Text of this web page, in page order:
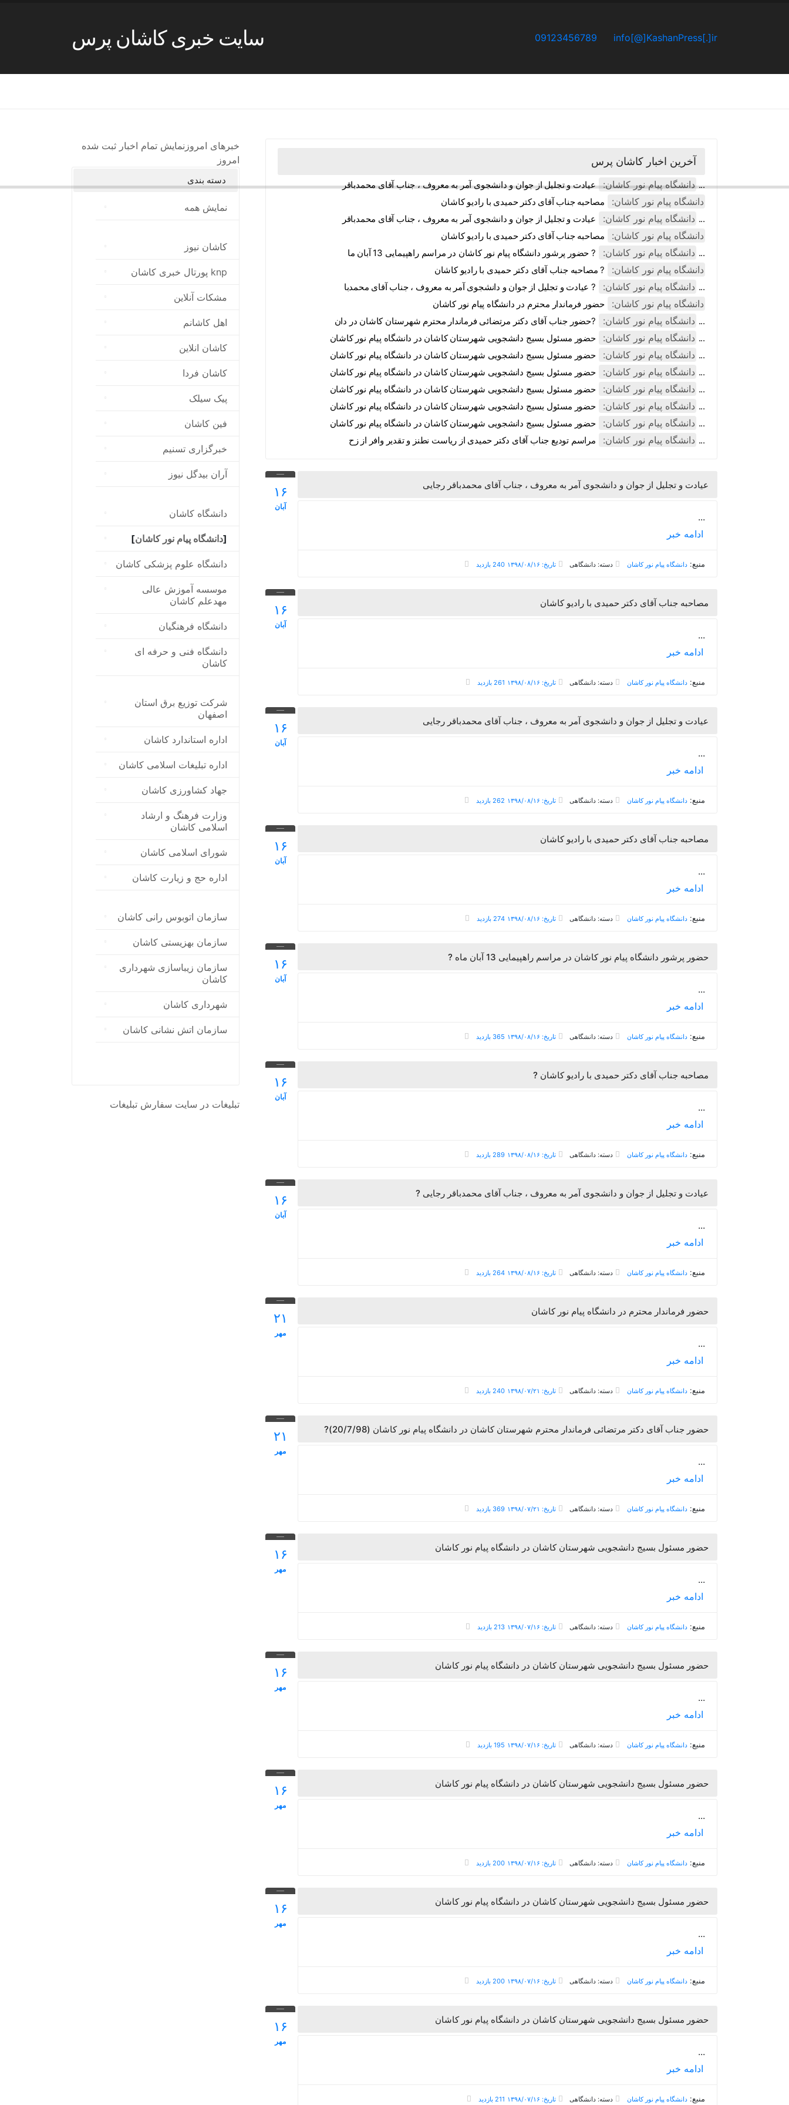
سایت خبری کاشان پرس 09123456789 info[@]KashanPress[.]ir
آخرین اخبار کاشان پرس
دانشگاه پیام نور کاشان:عیادت و تجلیل از جوان و دانشجوی آمر به معروف ، جناب آقای محمدباقر ...
دانشگاه پیام نور کاشان: مصاحبه جناب آقای دکتر حمیدی با رادیو کاشان
دانشگاه پیام نور کاشان: عیادت و تجلیل از جوان و دانشجوی آمر به معروف ، جناب آقای محمدباقر ...
دانشگاه پیام نور کاشان: مصاحبه جناب آقای دکتر حمیدی با رادیو کاشان
دانشگاه پیام نور کاشان: ? حضور پرشور دانشگاه پیام نور کاشان در مراسم راهپیمایی 13 آبان ما ...
دانشگاه پیام نور کاشان: ? مصاحبه جناب آقای دکتر حمیدی با رادیو کاشان
دانشگاه پیام نور کاشان: ? عیادت و تجلیل از جوان و دانشجوی آمر به معروف ، جناب آقای محمدبا ...
دانشگاه پیام نور کاشان: حضور فرماندار محترم در دانشگاه پیام نور کاشان
دانشگاه پیام نور کاشان: ?حضور جناب آقای دکتر مرتضائی فرماندار محترم شهرستان کاشان در دان ...
دانشگاه پیام نور کاشان: حضور مسئول بسیج دانشجویی شهرستان کاشان در دانشگاه پیام نور کاشان ...
دانشگاه پیام نور کاشان: حضور مسئول بسیج دانشجویی شهرستان کاشان در دانشگاه پیام نور کاشان ...
دانشگاه پیام نور کاشان: حضور مسئول بسیج دانشجویی شهرستان کاشان در دانشگاه پیام نور کاشان ...
دانشگاه پیام نور کاشان: حضور مسئول بسیج دانشجویی شهرستان کاشان در دانشگاه پیام نور کاشان ...
دانشگاه پیام نور کاشان: حضور مسئول بسیج دانشجویی شهرستان کاشان در دانشگاه پیام نور کاشان ...
دانشگاه پیام نور کاشان: حضور مسئول بسیج دانشجویی شهرستان کاشان در دانشگاه پیام نور کاشان ...
دانشگاه پیام نور کاشان: مراسم تودیع جناب آقای دکتر حمیدی از ریاست نطنز و تقدیر وافر از زح ...
۱۶
آبان
عیادت و تجلیل از جوان و دانشجوی آمر به معروف ، جناب آقای محمدباقر رجایی
...
ادامه خبر
منبع: دانشگاه پیام نور کاشان دسته: دانشگاهی تاریخ: ۱۳۹۸/۰۸/۱۶ 240 بازدید
۱۶
آبان
مصاحبه جناب آقای دکتر حمیدی با رادیو کاشان
...
ادامه خبر
منبع: دانشگاه پیام نور کاشان دسته: دانشگاهی تاریخ: ۱۳۹۸/۰۸/۱۶ 261 بازدید
۱۶
آبان
عیادت و تجلیل از جوان و دانشجوی آمر به معروف ، جناب آقای محمدباقر رجایی
...
ادامه خبر
منبع: دانشگاه پیام نور کاشان دسته: دانشگاهی تاریخ: ۱۳۹۸/۰۸/۱۶ 262 بازدید
۱۶
آبان
مصاحبه جناب آقای دکتر حمیدی با رادیو کاشان
...
ادامه خبر
منبع: دانشگاه پیام نور کاشان دسته: دانشگاهی تاریخ: ۱۳۹۸/۰۸/۱۶ 274 بازدید
۱۶
آبان
? حضور پرشور دانشگاه پیام نور کاشان در مراسم راهپیمایی 13 آبان ماه
...
ادامه خبر
منبع: دانشگاه پیام نور کاشان دسته: دانشگاهی تاریخ: ۱۳۹۸/۰۸/۱۶ 365 بازدید
۱۶
آبان
? مصاحبه جناب آقای دکتر حمیدی با رادیو کاشان
...
ادامه خبر
منبع: دانشگاه پیام نور کاشان دسته: دانشگاهی تاریخ: ۱۳۹۸/۰۸/۱۶ 289 بازدید
۱۶
آبان
? عیادت و تجلیل از جوان و دانشجوی آمر به معروف ، جناب آقای محمدباقر رجایی
...
ادامه خبر
منبع: دانشگاه پیام نور کاشان دسته: دانشگاهی تاریخ: ۱۳۹۸/۰۸/۱۶ 264 بازدید
۲۱
مهر
حضور فرماندار محترم در دانشگاه پیام نور کاشان
...
ادامه خبر
منبع: دانشگاه پیام نور کاشان دسته: دانشگاهی تاریخ: ۱۳۹۸/۰۷/۲۱ 240 بازدید
۲۱
مهر
?حضور جناب آقای دکتر مرتضائی فرماندار محترم شهرستان کاشان در دانشگاه پیام نور کاشان (20/7/98)
...
ادامه خبر
منبع: دانشگاه پیام نور کاشان دسته: دانشگاهی تاریخ: ۱۳۹۸/۰۷/۲۱ 369 بازدید
۱۶
مهر
حضور مسئول بسیج دانشجویی شهرستان کاشان در دانشگاه پیام نور کاشان
...
ادامه خبر
منبع: دانشگاه پیام نور کاشان دسته: دانشگاهی تاریخ: ۱۳۹۸/۰۷/۱۶ 213 بازدید
۱۶
مهر
حضور مسئول بسیج دانشجویی شهرستان کاشان در دانشگاه پیام نور کاشان
...
ادامه خبر
منبع: دانشگاه پیام نور کاشان دسته: دانشگاهی تاریخ: ۱۳۹۸/۰۷/۱۶ 195 بازدید
۱۶
مهر
حضور مسئول بسیج دانشجویی شهرستان کاشان در دانشگاه پیام نور کاشان
...
ادامه خبر
منبع: دانشگاه پیام نور کاشان دسته: دانشگاهی تاریخ: ۱۳۹۸/۰۷/۱۶ 200 بازدید
۱۶
مهر
حضور مسئول بسیج دانشجویی شهرستان کاشان در دانشگاه پیام نور کاشان
...
ادامه خبر
منبع: دانشگاه پیام نور کاشان دسته: دانشگاهی تاریخ: ۱۳۹۸/۰۷/۱۶ 200 بازدید
۱۶
مهر
حضور مسئول بسیج دانشجویی شهرستان کاشان در دانشگاه پیام نور کاشان
...
ادامه خبر
منبع: دانشگاه پیام نور کاشان دسته: دانشگاهی تاریخ: ۱۳۹۸/۰۷/۱۶ 211 بازدید
خبرهای امروز نمایش تمام اخبار ثبت شده
امروز
دسته بندی
نمایش همه
کاشان نیوز
پورتال خبری كاشان knp
مشکات آنلاین
اهل کاشانم
کاشان انلاین
کاشان فردا
پیک سیلک
فین کاشان
خبرگزاری تسنیم
آران بیدگل نیوز
دانشگاه کاشان
[دانشگاه پیام نور کاشان]
دانشگاه علوم پزشکی کاشان
موسسه آموزش عالی
مهدعلم کاشان
دانشگاه فرهنگیان
دانشگاه فنی و حرفه ای
کاشان
شرکت توزیع برق استان
اصفهان
اداره استاندارد كاشان
اداره تبلیغات اسلامی کاشان
جهاد کشاورزی کاشان
وزارت فرهنگ و ارشاد
اسلامی کاشان
شورای اسلامی کاشان
اداره حج و زیارت کاشان
سازمان اتوبوس رانی کاشان
سازمان بهزیستی کاشان
سازمان زیباسازی شهرداری
کاشان
شهرداری کاشان
سازمان اتش نشانی کاشان
تبلیغات در سایت سفارش تبلیغات